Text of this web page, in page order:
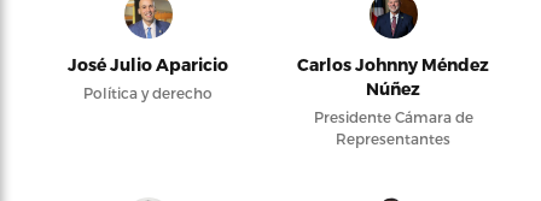
José Julio Aparicio
Política y derecho
Carlos Johnny Méndez
Núñez
Presidente Cámara de
Representantes